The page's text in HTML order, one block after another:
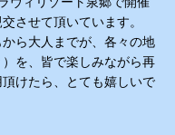
させて頂いています。
ら大人までが、各々の地
）を、皆で楽しみながら再
けたら、とても嬉しいで